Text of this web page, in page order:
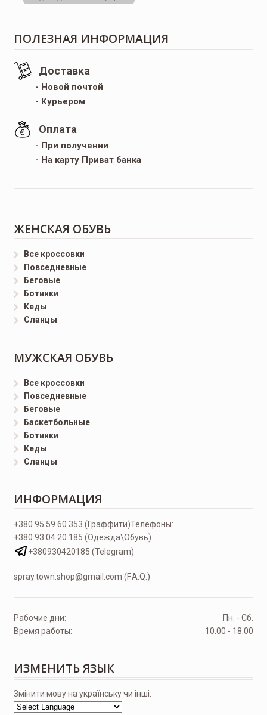
ПОЛЕЗНАЯ ИНФОРМАЦИЯ
Доставка
- Новой почтой
- Курьером
Оплата
- При получении
- На карту Приват банка
ЖЕНСКАЯ ОБУВЬ
Все кроссовки
Повседневные
Беговые
Ботинки
Кеды
Сланцы
МУЖСКАЯ ОБУВЬ
Все кроссовки
Повседневные
Беговые
Баскетбольные
Ботинки
Кеды
Сланцы
ИНФОРМАЦИЯ
Телефоны:
+380 95 59 60 353 (Граффити)
+380 93 04 20 185 (Одежда\Обувь)
+380930420185 (Telegram)
spray.town.shop@gmail.com (F.A.Q.)
Рабочие дни:
Пн. - Сб.
Время работы:
10.00 - 18.00
ИЗМЕНИТЬ ЯЗЫК
Змінити мову на українську чи інші: